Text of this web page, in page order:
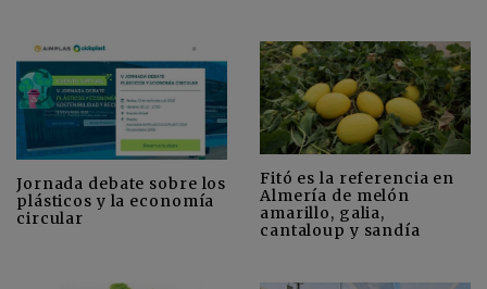
Jornada debate sobre los
plásticos y la economía
circular
Fitó es la referencia en
Almería de melón
amarillo, galia,
cantaloup y sandía